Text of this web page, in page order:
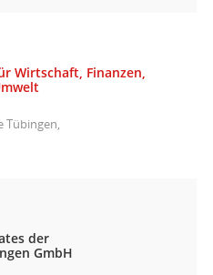
Wirtschaft, Finanzen,
Tübingen,
der
GmbH